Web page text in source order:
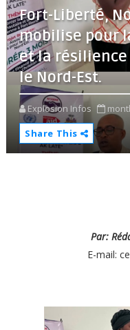
Fort-Liberté,
mobilise pour
et la
le Nord-Est.
Explosion Infos
Share This
Par:
E-mail: